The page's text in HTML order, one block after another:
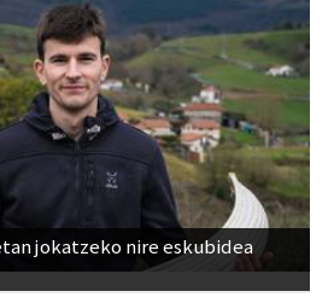
jokatzeko nire eskubidea